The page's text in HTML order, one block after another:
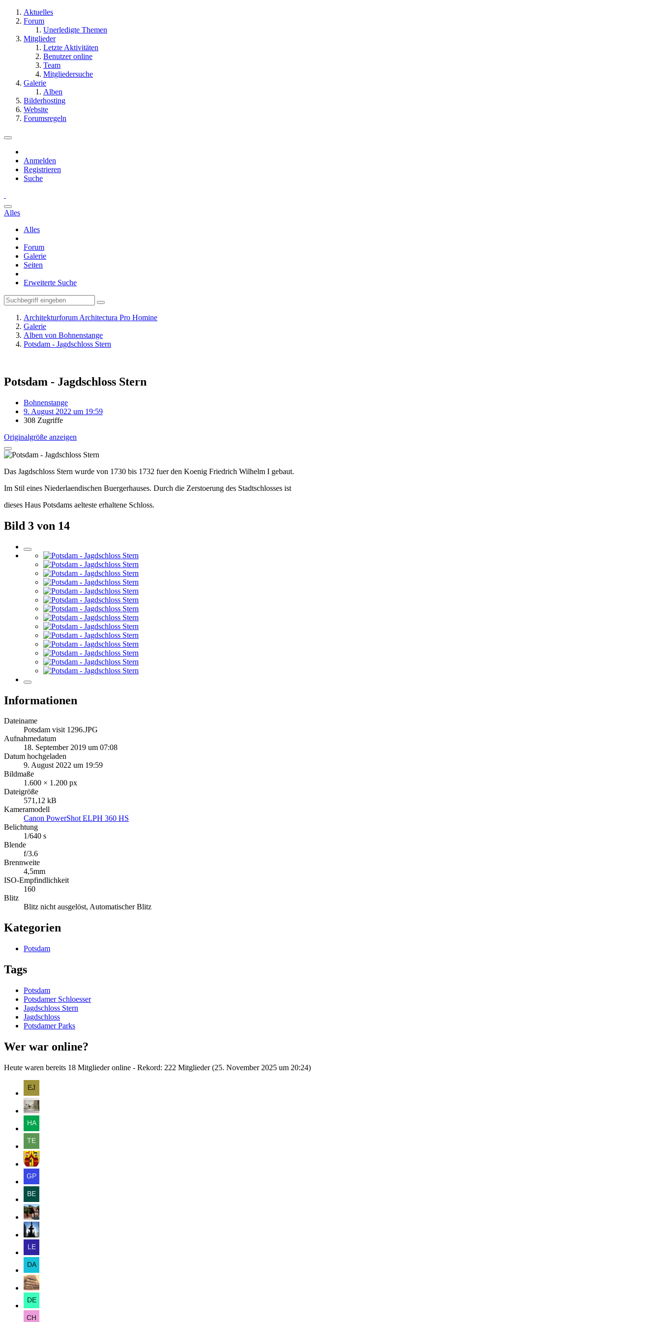
Aktuelles
Forum
Unerledigte Themen
Mitglieder
Letzte Aktivitäten
Benutzer online
Team
Mitgliedersuche
Galerie
Alben
Bilderhosting
Website
Forumsregeln
Anmelden
Registrieren
Suche
Alles
Alles
Forum
Galerie
Seiten
Erweiterte Suche
Architekturforum Architectura Pro Homine
Galerie
Alben von Bohnenstange
Potsdam - Jagdschloss Stern
Potsdam - Jagdschloss Stern
Bohnenstange
9. August 2022 um 19:59
308 Zugriffe
Originalgröße anzeigen
Das Jagdschloss Stern wurde von 1730 bis 1732 fuer den Koenig Friedrich Wilhelm I gebaut.
Im Stil eines Niederlaendischen Buergerhauses. Durch die Zerstoerung des Stadtschlosses ist
dieses Haus Potsdams aelteste erhaltene Schloss.
Bild 3 von 14
Informationen
Dateiname
Potsdam visit 1296.JPG
Aufnahmedatum
18. September 2019 um 07:08
Datum hochgeladen
9. August 2022 um 19:59
Bildmaße
1.600 × 1.200 px
Dateigröße
571,12 kB
Kameramodell
Canon PowerShot ELPH 360 HS
Belichtung
1/640 s
Blende
f/3.6
Brennweite
4,5mm
ISO-Empfindlichkeit
160
Blitz
Blitz nicht ausgelöst, Automatischer Blitz
Kategorien
Potsdam
Tags
Potsdam
Potsdamer Schloesser
Jagdschloss Stern
Jagdschloss
Potsdamer Parks
Wer war online?
Heute waren bereits 18 Mitglieder online - Rekord: 222 Mitglieder (25. November 2025 um 20:24)